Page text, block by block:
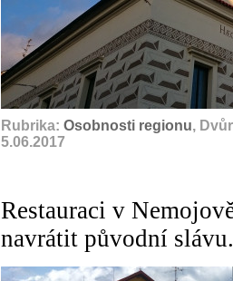
Rubrika: Osobnosti regionu,
5.06.2017
Restauraci v
navrátit původní slávu.